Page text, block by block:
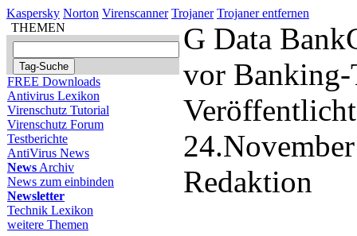
Kaspersky Norton Virenscanner Trojaner Trojaner entfernen
THEMEN
FREE Downloads
Antivirus Lexikon
Virenschutz Tutorial
Virenschutz Forum
Testberichte
AntiVirus News
News Archiv
News zum einbinden
Newsletter
Technik Lexikon
weitere Themen
G Data
vor
Redaktion